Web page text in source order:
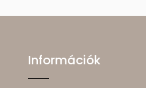
Információk